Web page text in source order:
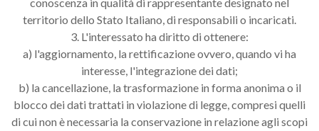
territorio dello Stato Italiano, di responsabili o incaricati.
3. L'interessato ha diritto di ottenere:
a) l'aggiornamento, la rettificazione ovvero, quando vi ha
interesse, l'integrazione dei dati;
b) la cancellazione, la trasformazione in forma anonima o il
blocco dei dati trattati in violazione di legge, compresi quelli
di cui non è necessaria la conservazione in relazione agli scopi